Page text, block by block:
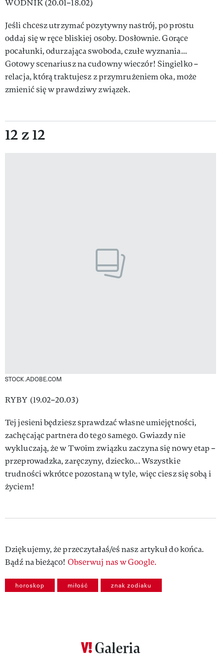
WODNIK (20.01–18.02)
Jeśli chcesz utrzymać pozytywny nastrój, po prostu
oddaj się w ręce bliskiej osoby. Dosłownie. Gorące
pocałunki, odurzająca swoboda, czułe wyznania...
Gotowy scenariusz na cudowny wieczór! Singielko –
relacja, którą traktujesz z przymrużeniem oka, może
zmienić się w prawdziwy związek.
12 z 12
STOCK.ADOBE.COM
RYBY (19.02–20.03)
Tej jesieni będziesz sprawdzać własne umiejętności,
zachęcając partnera do tego samego. Gwiazdy nie
wykluczają, że w Twoim związku zaczyna się nowy etap –
przeprowadzka, zaręczyny, dziecko... Wszystkie
trudności wkrótce pozostaną w tyle, więc ciesz się sobą i
życiem!
Dziękujemy, że przeczytałaś/eś nasz artykuł do końca.
Bądź na bieżąco! Obserwuj nas w Google.
horoskop miłość znak zodiaku
Galeria